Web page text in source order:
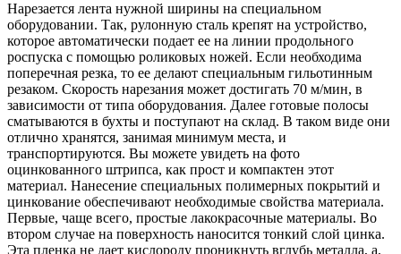
Нарезается лента нужной ширины на специальном
оборудовании. Так, рулонную сталь крепят на устройство,
которое автоматически подает ее на линии продольного
роспуска с помощью роликовых ножей. Если необходима
поперечная резка, то ее делают специальным гильотинным
резаком. Скорость нарезания может достигать 70 м/мин, в
зависимости от типа оборудования. Далее готовые полосы
сматываются в бухты и поступают на склад. В таком виде они
отлично хранятся, занимая минимум места, и
транспортируются. Вы можете увидеть на фото
оцинкованного штрипса, как прост и компактен этот
материал. Нанесение специальных полимерных покрытий и
цинкование обеспечивают необходимые свойства материала.
Первые, чаще всего, простые лакокрасочные материалы. Во
втором случае на поверхность наносится тонкий слой цинка.
Эта пленка не дает кислороду проникнуть вглубь металла, а,